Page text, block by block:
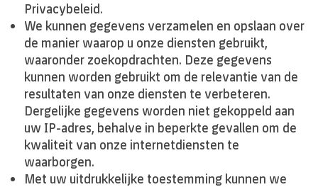
Privacybeleid.
We kunnen gegevens verzamelen en opslaan over
de manier waarop u onze diensten gebruikt,
waaronder zoekopdrachten. Deze gegevens
kunnen worden gebruikt om de relevantie van de
resultaten van onze diensten te verbeteren.
Dergelijke gegevens worden niet gekoppeld aan
uw IP-adres, behalve in beperkte gevallen om de
kwaliteit van onze internetdiensten te
waarborgen.
Met uw uitdrukkelijke toestemming kunnen we